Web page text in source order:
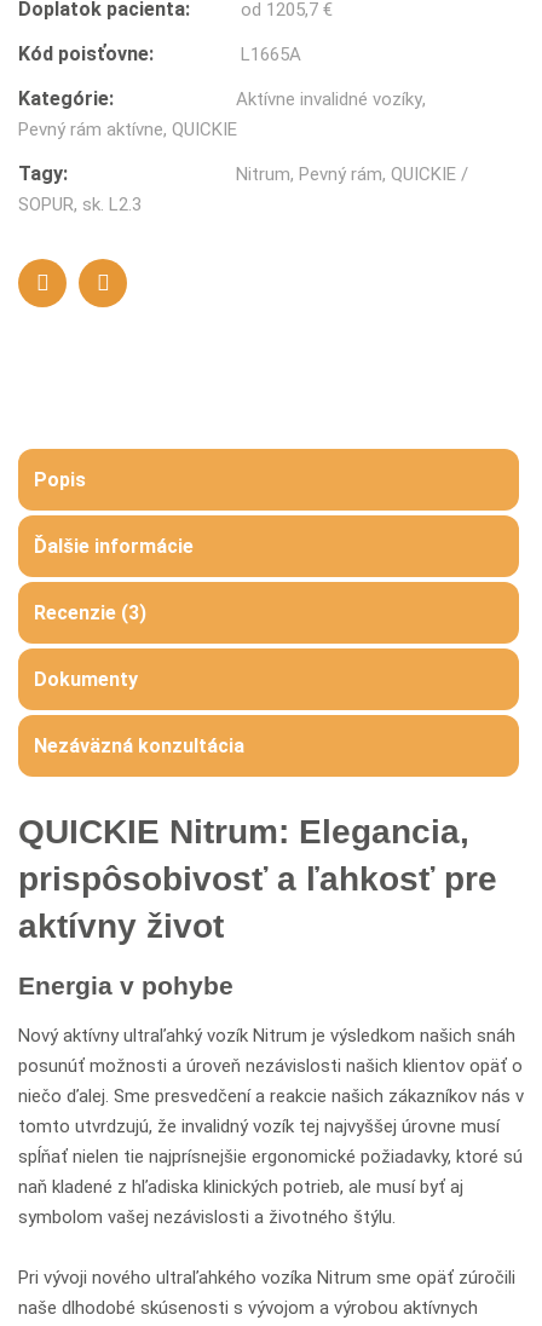
Doplatok pacienta: od 1205,7 €
Kód poisťovne: L1665A
Kategórie: Aktívne invalidné vozíky,
Pevný rám aktívne, QUICKIE
Tagy: Nitrum, Pevný rám, QUICKIE /
SOPUR, sk. L2.3
Popis
Ďalšie informácie
Recenzie (3)
Dokumenty
Nezáväzná konzultácia
QUICKIE Nitrum: Elegancia,
prispôsobivosť a ľahkosť pre
aktívny život
Energia v pohybe
Nový aktívny ultraľahký vozík Nitrum je výsledkom našich snáh
posunúť možnosti a úroveň nezávislosti našich klientov opäť o
niečo ďalej. Sme presvedčení a reakcie našich zákazníkov nás v
tomto utvrdzujú, že invalidný vozík tej najvyššej úrovne musí
spĺňať nielen tie najprísnejšie ergonomické požiadavky, ktoré sú
naň kladené z hľadiska klinických potrieb, ale musí byť aj
symbolom vašej nezávislosti a životného štýlu.
Pri vývoji nového ultraľahkého vozíka Nitrum sme opäť zúročili
naše dlhodobé skúsenosti s vývojom a výrobou aktívnych